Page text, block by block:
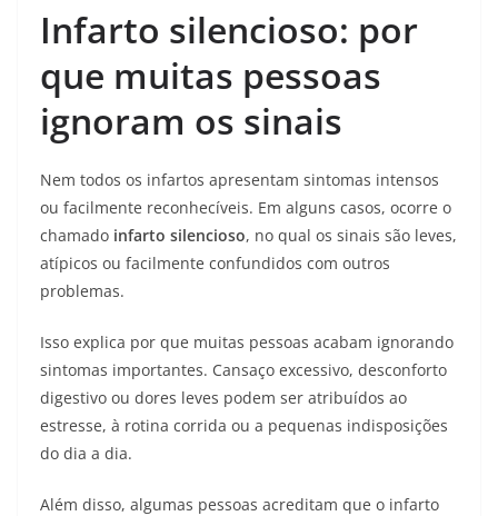
Infarto silencioso: por
que muitas pessoas
ignoram os sinais
Nem todos os infartos apresentam sintomas intensos
ou facilmente reconhecíveis. Em alguns casos, ocorre o
chamado infarto silencioso, no qual os sinais são leves,
atípicos ou facilmente confundidos com outros
problemas.
Isso explica por que muitas pessoas acabam ignorando
sintomas importantes. Cansaço excessivo, desconforto
digestivo ou dores leves podem ser atribuídos ao
estresse, à rotina corrida ou a pequenas indisposições
do dia a dia.
Além disso, algumas pessoas acreditam que o infarto